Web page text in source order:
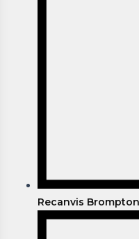
Recanvis Brompton